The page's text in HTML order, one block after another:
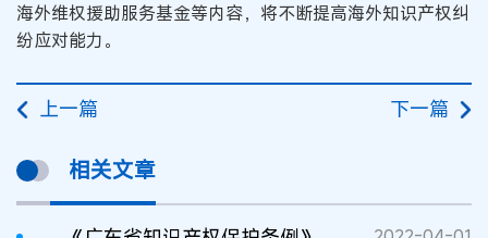
海外维权援助服务基金等内容，将不断提高海外知识产权纠
纷应对能力。
上一篇 下一篇
相关文章